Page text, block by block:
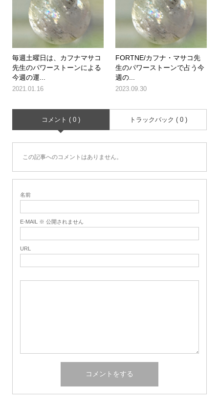
毎週土曜日は、カフナマサコ
先生のパワーストーンによる
今週の運...
2021.01.16
FORTNE/カフナ・マサコ先
生のパワーストーンで占う今
週の...
2023.09.30
コメント ( 0 ) トラックバック ( 0 )
この記事へのコメントはありません。
名前
E-MAIL ※ 公開されません
URL